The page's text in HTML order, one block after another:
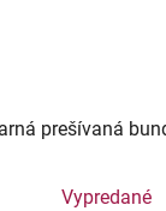
prešívaná
Vypredané